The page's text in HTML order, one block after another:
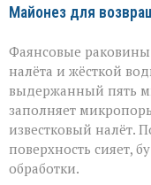
Майонез для
Фаянсовые раковины
налёта и жёсткой
выдержанный пять
заполняет
известковый налёт.
поверхность сияет,
обработки.